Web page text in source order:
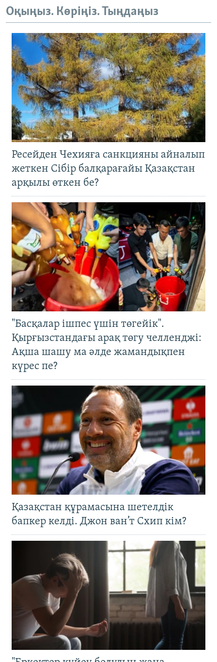
Оқыңыз. Көріңіз. Тыңдаңыз
Ресейден Чехияға санкцияны айналып
жеткен Сібір балқарағайы Қазақстан
арқылы өткен бе?
"Басқалар ішпес үшін төгейік".
Қырғызстандағы арақ төгу челленджі:
Ақша шашу ма әлде жамандықпен
күрес пе?
Қазақстан құрамасына шетелдік
бапкер келді. Джон ван’т Схип кім?